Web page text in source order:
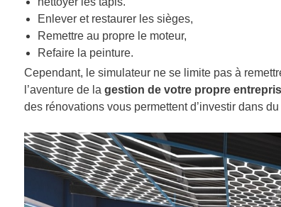
Enlever et restaurer les sièges,
Remettre au propre le moteur,
Refaire la peinture.
Cependant, le simulateur ne se limite pas à
l’aventure de la gestion de votre propre
des rénovations vous permettent d’investir dans